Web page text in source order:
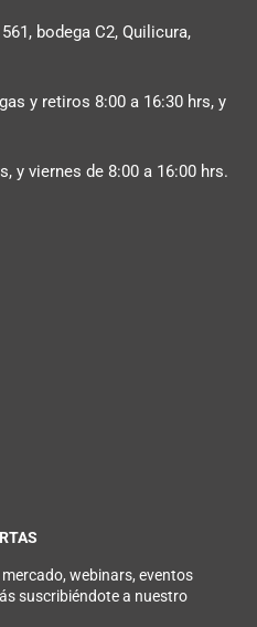
bodega C2, Quilicura,
y retiros 8:00 a 16:30 hrs, y
y viernes de 8:00 a 16:00 hrs.
webinars, eventos
suscribiéndote a nuestro